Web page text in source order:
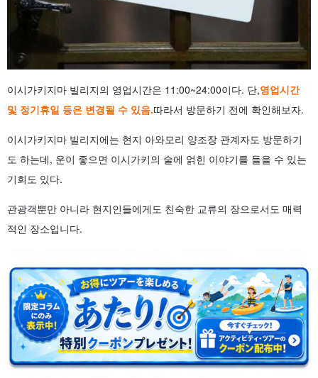
이시가키지마 빌리지의 영업시간은 11:00~24:00이다. 단,영업시간
및 정기휴일 등은 변경될 수 있음.따라서 방문하기 전에 확인해보자.
이시가키지마 빌리지에는 현지 아와모리 양조장 관계자도 방문하기
도 하는데, 운이 좋으면 이시가키의 술에 얽힌 이야기를 들을 수 있는
기회도 있다.
관광객뿐만 아니라 현지인들에게도 친숙한 교류의 장으로서도 매력
적인 장소입니다.